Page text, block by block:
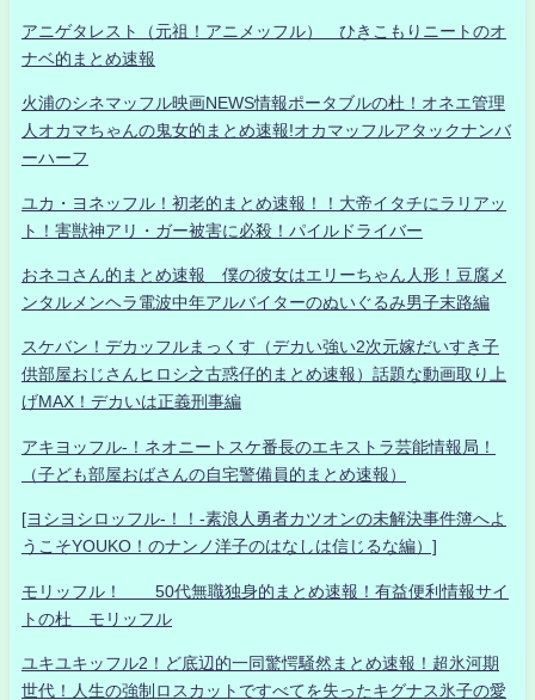
アニゲタレスト（元祖！アニメッフル） ひきこもりニートのオ
ナベ的まとめ速報
火浦のシネマッフル映画NEWS情報ポータブルの杜！オネエ管理
人オカマちゃんの鬼女的まとめ速報!オカマッフルアタックナンバ
ーハーフ
ユカ・ヨネッフル！初老的まとめ速報！！大帝イタチにラリアッ
ト！害獣神アリ・ガー被害に必殺！パイルドライバー
おネコさん的まとめ速報 僕の彼女はエリーちゃん人形！豆腐メ
ンタルメンヘラ電波中年アルバイターのぬいぐるみ男子末路編
スケバン！デカッフルまっくす（デカい強い2次元嫁だいすき子
供部屋おじさんヒロシ之古惑仔的まとめ速報）話題な動画取り上
げMAX！デカいは正義刑事編
アキヨッフル-！ネオニートスケ番長のエキストラ芸能情報局！
（子ども部屋おばさんの自宅警備員的まとめ速報）
[ヨシヨシロッフル-！！-素浪人勇者カツオンの未解決事件簿へよ
うこそYOUKO！のナンノ洋子のはなしは信じるな編）]
モリッフル！ 50代無職独身的まとめ速報！有益便利情報サイ
トの杜 モリッフル
ユキユキッフル2！ど底辺的一同驚愕騒然まとめ速報！超氷河期
世代！人生の強制ロスカットですべてを失ったキグナス氷子の愛